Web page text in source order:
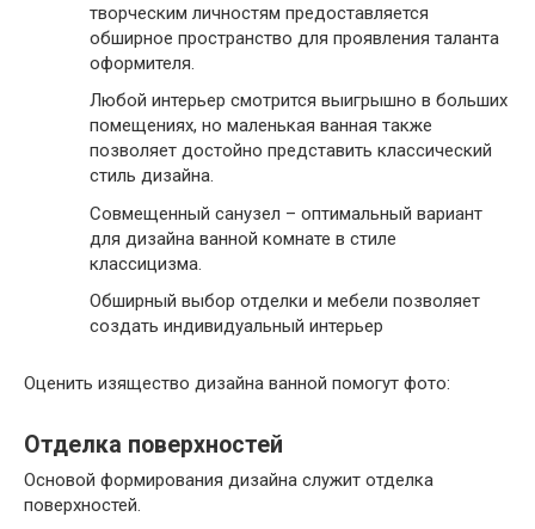
творческим личностям предоставляется
обширное пространство для проявления таланта
оформителя.
Любой интерьер смотрится выигрышно в больших
помещениях, но маленькая ванная также
позволяет достойно представить классический
стиль дизайна.
Совмещенный санузел – оптимальный вариант
для дизайна ванной комнате в стиле
классицизма.
Обширный выбор отделки и мебели позволяет
создать индивидуальный интерьер
Оценить изящество дизайна ванной помогут фото:
Отделка поверхностей
Основой формирования дизайна служит отделка
поверхностей.